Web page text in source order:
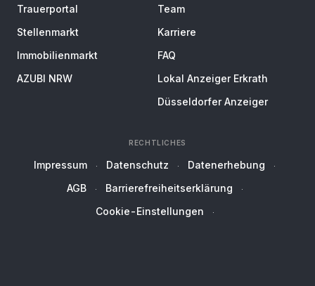
Trauerportal
Stellenmarkt
Immobilienmarkt
AZUBI NRW
Team
Karriere
FAQ
Lokal Anzeiger Erkrath
Düsseldorfer Anzeiger
RECHTLICHES
Impressum Datenschutz
Datenerhebung
AGB
Barrierefreiheitserklärung
Cookie-Einstellungen